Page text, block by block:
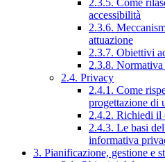
accessibilità
2.3.6.
attuazione
2.3.7. Obiettivi
2.3.8.
2.4. Privacy
2.4.1. Come
progettazione di
2.4.2. Richiedi il
2.4.3. Le basi
informativa
3. Pianificazione, gestione e